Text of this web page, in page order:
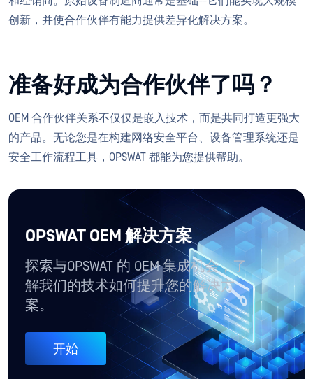
创新，并使合作伙伴有能力提供差异化解决方案。
准备好成为合作伙伴了吗？
OEM 合作伙伴关系不仅仅是嵌入技术，而是共同打造更强大
的产品。无论您是在构建网络安全平台、设备管理系统还是
安全工作流程工具，OPSWAT 都能为您提供帮助。
OPSWAT OEM 解决方案
探索与OPSWAT 的 OEM 集成机会，了
解我们的技术如何提升您的解决方
案。
开始